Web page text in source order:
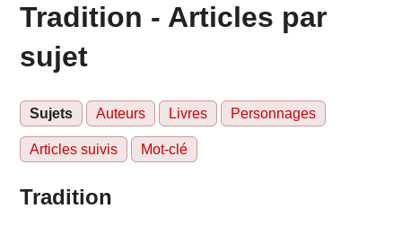
Tradition - Articles par
sujet
Sujets Auteurs Livres Personnages
Articles suivis Mot-clé
Tradition